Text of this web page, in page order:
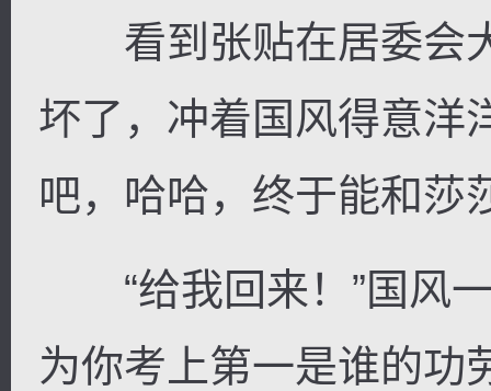
看到张贴在居委会
坏了，冲着国风得意洋
吧，哈哈，终于能和莎
“给我回来！”国风一
为你考上第一是谁的功